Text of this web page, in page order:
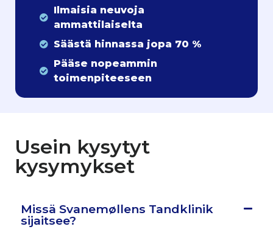
Ilmaisia neuvoja
ammattilaiselta
Säästä hinnassa jopa 70 %
Pääse nopeammin
toimenpiteeseen
Usein kysytyt
kysymykset
Missä Svanemøllens Tandklinik
sijaitsee?